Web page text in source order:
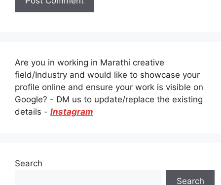
Are you in working in Marathi creative
field/Industry and would like to showcase your
profile online and ensure your work is visible on
Google? - DM us to update/replace the existing
details - Instagram
Search
Search